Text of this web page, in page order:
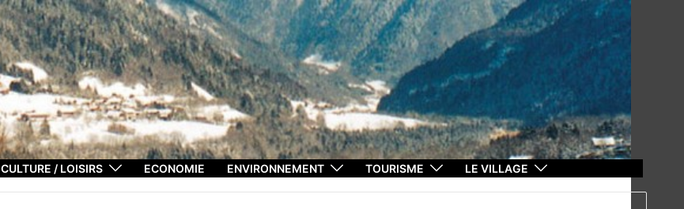
CULTURE / LOISIRS ECONOMIE ENVIRONNEMENT TOURISME LE VILLAGE